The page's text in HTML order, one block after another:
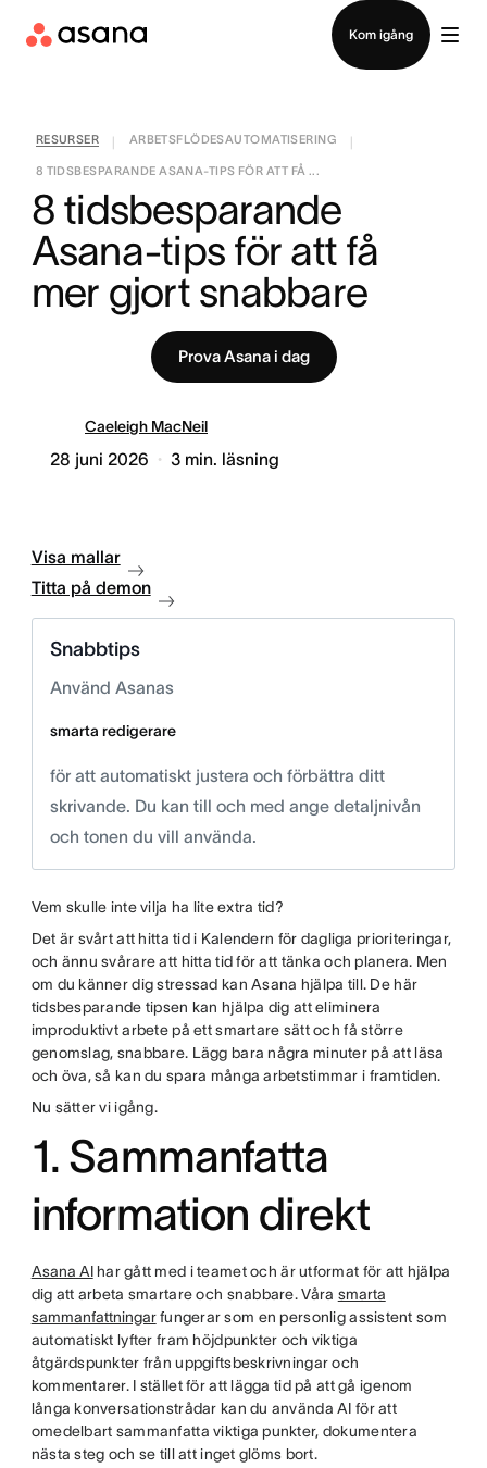
Kom igång
RESURSER ARBETSFLÖDESAUTOMATISERING
8 TIDSBESPARANDE ASANA-TIPS FÖR ATT FÅ ...
8 tidsbesparande
Asana-tips för att få
mer gjort snabbare
Prova Asana i dag
Caeleigh MacNeil
28 juni 2026 3 min. läsning
Visa mallar
Titta på demon
Snabbtips
Använd Asanas
smarta redigerare
för att automatiskt justera och förbättra ditt
skrivande. Du kan till och med ange detaljnivån
och tonen du vill använda.
Vem skulle inte vilja ha lite extra tid?
Det är svårt att hitta tid i Kalendern för dagliga prioriteringar,
och ännu svårare att hitta tid för att tänka och planera. Men
om du känner dig stressad kan Asana hjälpa till. De här
tidsbesparande tipsen kan hjälpa dig att eliminera
improduktivt arbete på ett smartare sätt och få större
genomslag, snabbare. Lägg bara några minuter på att läsa
och öva, så kan du spara många arbetstimmar i framtiden.
Nu sätter vi igång.
1. Sammanfatta
information direkt
Asana AIhar gått med i teamet och är utformat för att hjälpa
dig att arbeta smartare och snabbare. Våra smarta
sammanfattningarfungerar som en personlig assistent som
automatiskt lyfter fram höjdpunkter och viktiga
åtgärdspunkter från uppgiftsbeskrivningar och
kommentarer. I stället för att lägga tid på att gå igenom
långa konversationstrådar kan du använda AI för att
omedelbart sammanfatta viktiga punkter, dokumentera
nästa steg och se till att inget glöms bort.